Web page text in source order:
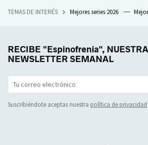
TEMAS DE INTERÉS Mejores series 2026
RECIBE "Espinofrenia", NUESTRA
NEWSLETTER SEMANAL
Suscribiéndote aceptas nuestra política de privacidad